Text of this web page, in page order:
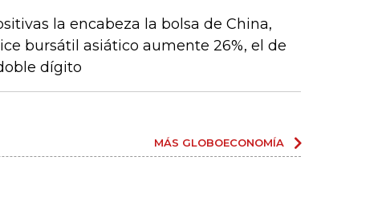
la encabeza la bolsa de China,
bursátil asiático aumente 26%, el de
dígito
MÁS GLOBOECONOMÍA